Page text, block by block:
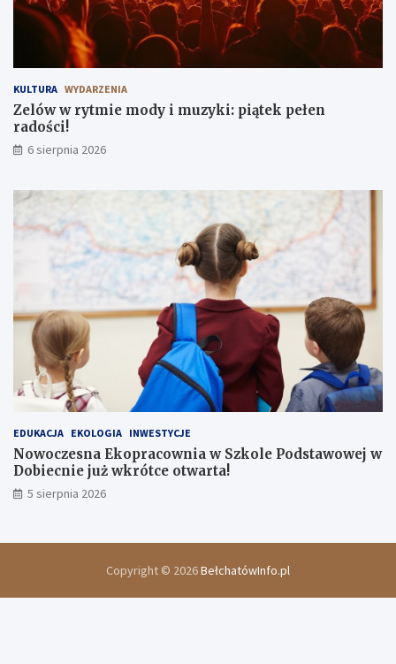
KULTURA WYDARZENIA
Zelów w rytmie mody i muzyki: piątek pełen
radości!
6 sierpnia 2026
EDUKACJA EKOLOGIA INWESTYCJE
Nowoczesna Ekopracownia w Szkole Podstawowej w
Dobiecnie już wkrótce otwarta!
5 sierpnia 2026
Copyright © 2026BełchatówInfo.pl